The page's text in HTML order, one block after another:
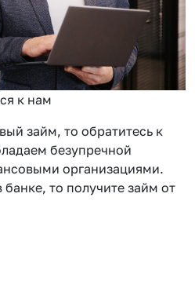
к нам
займ, то обратитесь к
безупречной
организациями.
то получите займ от